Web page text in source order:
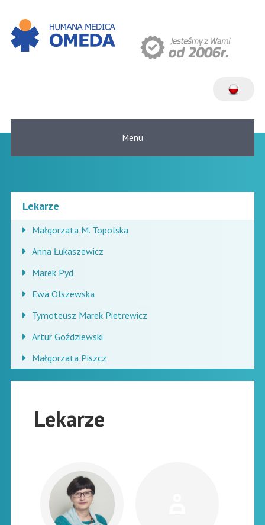
Menu
Lekarze
Małgorzata M. Topolska
Anna Łukaszewicz
Marek Pyd
Ewa Olszewska
Tymoteusz Marek Pietrewicz
Artur Goździewski
Małgorzata Piszcz
Lekarze